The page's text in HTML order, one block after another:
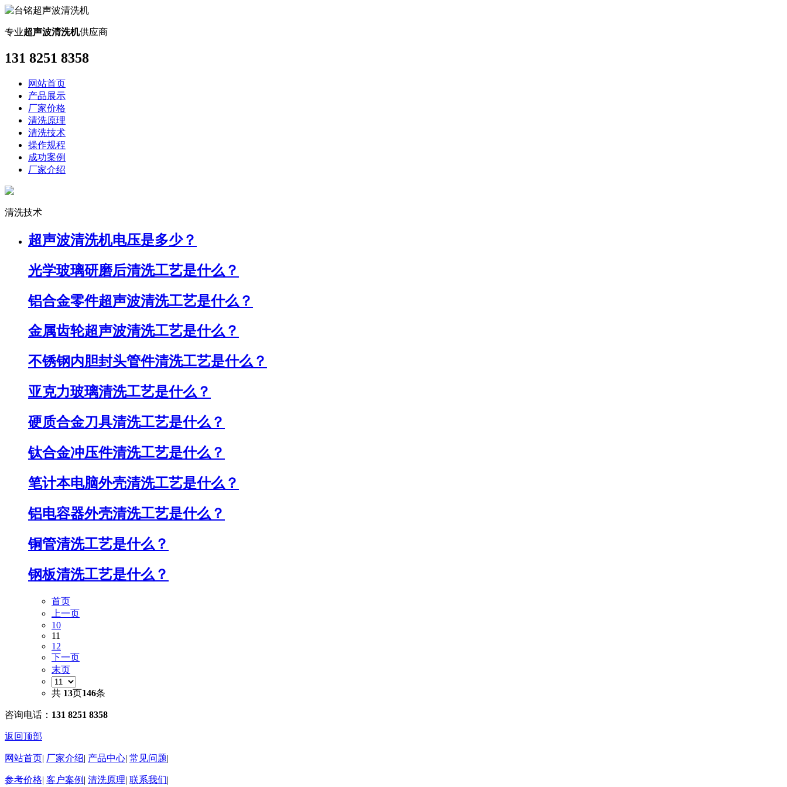
专业超声波清洗机供应商
131 8251 8358
网站首页
产品展示
厂家价格
清洗原理
清洗技术
操作规程
成功案例
厂家介绍
清洗技术
超声波清洗机电压是多少？
光学玻璃研磨后清洗工艺是什么？
铝合金零件超声波清洗工艺是什么？
金属齿轮超声波清洗工艺是什么？
不锈钢内胆封头管件清洗工艺是什么？
亚克力玻璃清洗工艺是什么？
硬质合金刀具清洗工艺是什么？
钛合金冲压件清洗工艺是什么？
笔计本电脑外壳清洗工艺是什么？
铝电容器外壳清洗工艺是什么？
铜管清洗工艺是什么？
钢板清洗工艺是什么？
首页
上一页
10
11
12
下一页
末页
共 13页146条
咨询电话： 131 8251 8358
返回顶部
网站首页| 厂家介绍| 产品中心| 常见问题|
参考价格| 客户案例 | 清洗原理| 联系我们|